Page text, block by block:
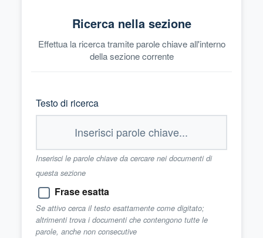
Ricerca nella sezione
Effettua la ricerca tramite parole chiave all'interno
della sezione corrente
Testo di ricerca
Inserisci le parole chiave da cercare nei documenti di
questa sezione
Frase esatta
Se attivo cerca il testo esattamente come digitato;
altrimenti trova i documenti che contengono tutte le
parole, anche non consecutive